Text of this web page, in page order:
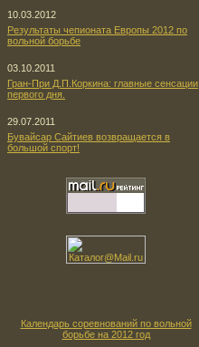
10.03.2012
Результаты чепионата Европы 2012 по
вольной борьбе
03.10.2011
Гран-При Д.П.Коркина: главные сенсации
первого дня.
29.07.2011
Бувайсар Сайтиев возвращается в
большой спорт!
Календарь соревнований по вольной
борьбе на 2012 год